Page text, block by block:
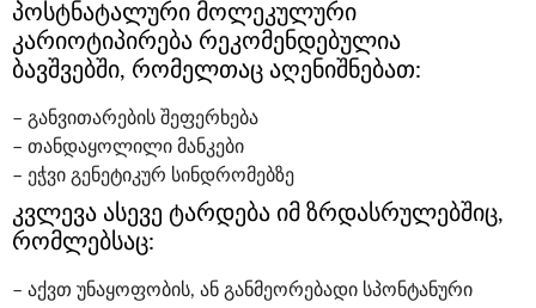
პოსტნატალური მოლეკულური
კარიოტიპირება რეკომენდებულია
ბავშვებში, რომელთაც აღენიშნებათ:
– განვითარების შეფერხება
– თანდაყოლილი მანკები
– ეჭვი გენეტიკურ სინდრომებზე
კვლევა ასევე ტარდება იმ ზრდასრულებშიც,
რომლებსაც:
– აქვთ უნაყოფობის, ან განმეორებადი სპონტანური